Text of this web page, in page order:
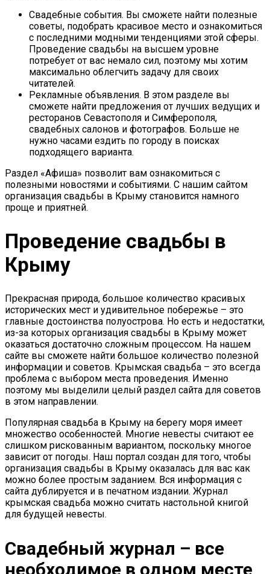
Свадебные события. Вы сможете найти полезные
советы, подобрать красивое место и ознакомиться
с последними модными тенденциями этой сферы.
Проведение свадьбы на высшем уровне
потребует от вас немало сил, поэтому мы хотим
максимально облегчить задачу для своих
читателей.
Рекламные объявления. В этом разделе вы
сможете найти предложения от лучших ведущих и
ресторанов Севастополя и Симферополя,
свадебных салонов и фотографов. Больше не
нужно часами ездить по городу в поисках
подходящего варианта.
Раздел «Афиша» позволит вам ознакомиться с
полезными новостями и событиями. С нашим сайтом
организация свадьбы в Крыму становится намного
проще и приятней.
Проведение свадьбы в
Крыму
Прекрасная природа, большое количество красивых
исторических мест и удивительное побережье – это
главные достоинства полуострова. Но есть и недостатки,
из-за которых организация свадьбы в Крыму может
оказаться достаточно сложным процессом. На нашем
сайте вы сможете найти большое количество полезной
информации и советов. Крымская свадьба – это всегда
проблема с выбором места проведения. Именно
поэтому мы выделили целый раздел сайта для советов
в этом направлении.
Популярная свадьба в Крыму на берегу моря имеет
множество особенностей. Многие невесты считают ее
слишком рискованным вариантом, поскольку многое
зависит от погоды. Наш портал создан для того, чтобы
организация свадьбы в Крыму оказалась для вас как
можно более простым заданием. Вся информация с
сайта дублируется и в печатном издании. Журнал
крымская свадьба можно считать настольной книгой
для будущей невесты.
Свадебный журнал – все
необходимое в одном месте